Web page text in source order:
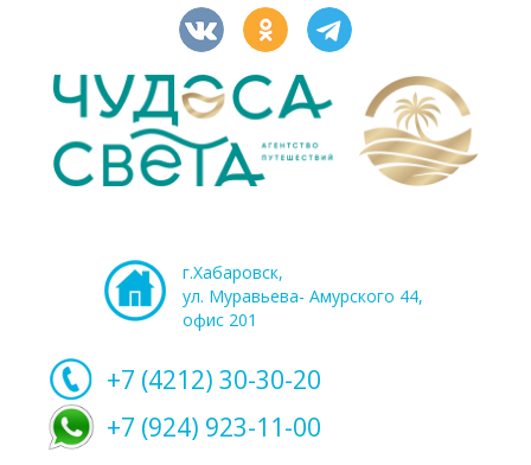
г.Хабаровск,
ул. Муравьева- Амурского 44,
офис 201
+7 (4212) 30-30-20
+7 (924) 923-11-00